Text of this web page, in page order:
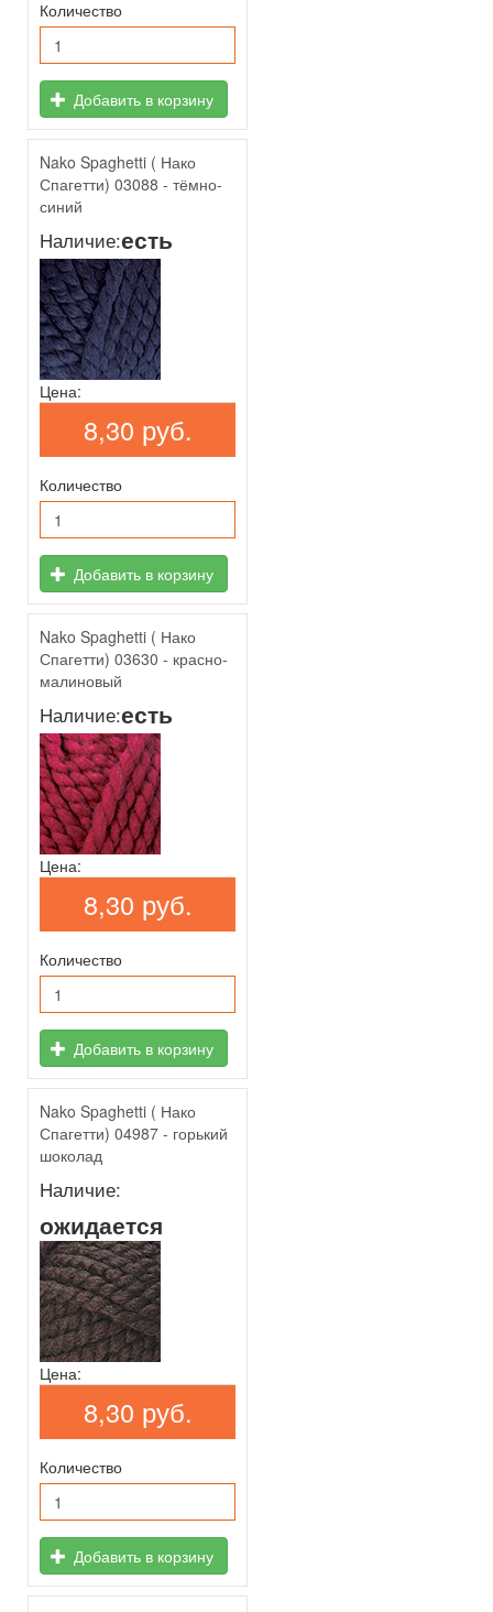
Количество
Добавить в корзину
Nako Spaghetti ( Нако
Спагетти) 03088 - тёмно-
синий
Наличие:есть
Цена:
8,30 руб.
Количество
Добавить в корзину
Nako Spaghetti ( Нако
Спагетти) 03630 - красно-
малиновый
Наличие:есть
Цена:
8,30 руб.
Количество
Добавить в корзину
Nako Spaghetti ( Нако
Спагетти) 04987 - горький
шоколад
Наличие:
ожидается
Цена:
8,30 руб.
Количество
Добавить в корзину